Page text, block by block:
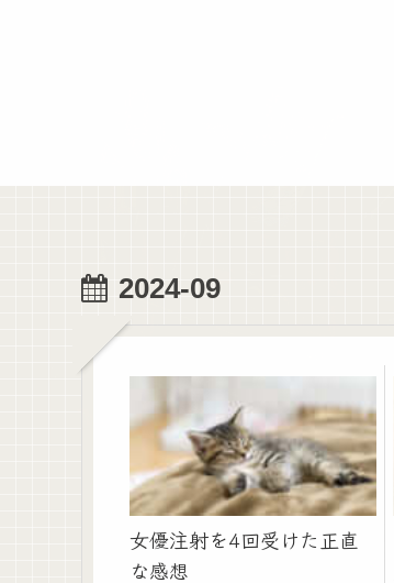
2024-09
女優注射を4回受けた正直
な感想